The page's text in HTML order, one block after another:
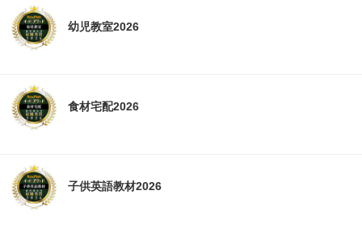
幼児教室2026
食材宅配2026
子供英語教材2026